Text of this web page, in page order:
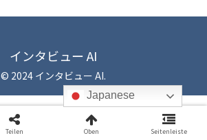
インタビュー AI
© 2024 インタビュー AI.
Teilen Oben Seitenleiste
Japanese